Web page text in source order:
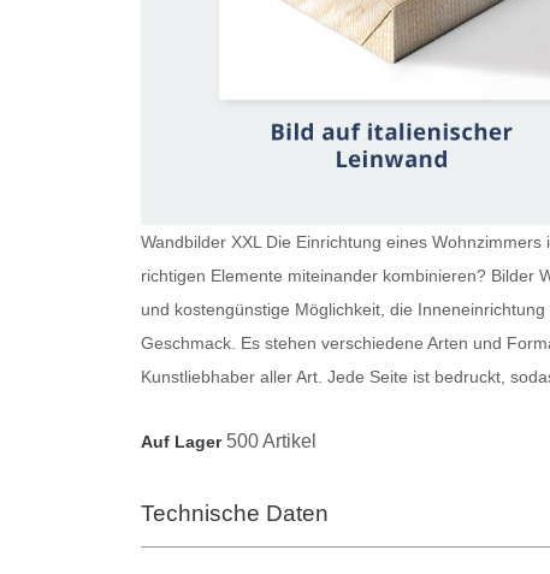
Wandbilder XXL Die Einrichtung eines
richtigen Elemente miteinander kombinieren? Bilder
und kostengünstige Möglichkeit, die
Geschmack. Es stehen verschiedene Arten und
Kunstliebhaber aller Art. Jede Seite ist bedruckt,
Auf Lager 500 Artikel
Technische Daten